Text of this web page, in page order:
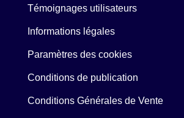
Témoignages utilisateurs
Informations légales
Paramètres des cookies
Conditions de publication
Conditions Générales de Vente